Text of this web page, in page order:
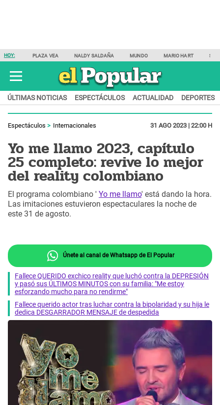
HOY: PLAZA VEA NALDY SALDAÑA MUNDO MARIO HART
ÚLTIMAS NOTICIAS ESPECTÁCULOS ACTUALIDAD DEPORTES
Espectáculos Internacionales 31 AGO 2023 | 22:00 H
Yo me llamo 2023, capítulo
25 completo: revive lo mejor
del reality colombiano
El programa colombiano ' Yo me llamo' está dando la hora.
Las imitaciones estuvieron espectaculares la noche de
este 31 de agosto.
Únete al canal de Whatsapp de El Popular
Fallece QUERIDO exchico reality que luchó contra la DEPRESIÓN
y pasó sus ÚLTIMOS MINUTOS con su familia: "Me estoy
esforzando mucho para no rendirme"
Fallece querido actor tras luchar contra la bipolaridad y su hija le
dedica DESGARRADOR MENSAJE de despedida